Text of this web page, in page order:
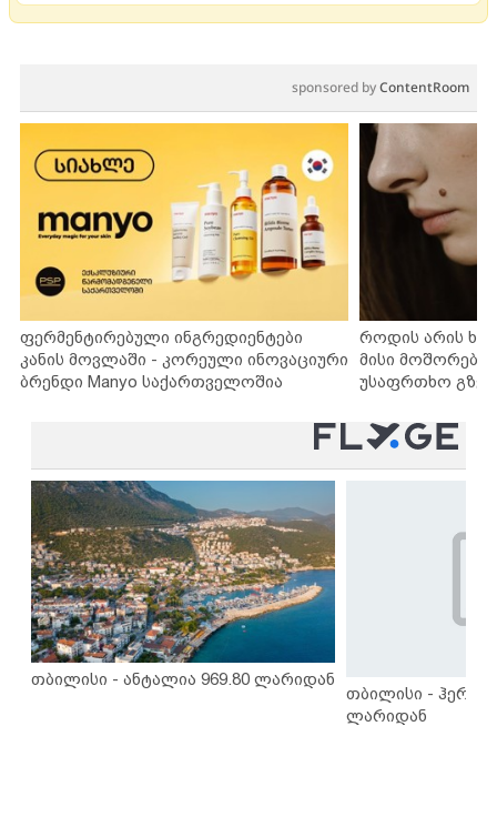
sponsored byContentRoom
ფერმენტირებული ინგრედიენტები
კანის მოვლაში - კორეული ინოვაციური
ბრენდი Manyo საქართველოშია
როდის არის
მისი
უსაფრთხო
თბილისი - ანტალია 969.80 ლარიდან
თბილისი -
ლარიდან